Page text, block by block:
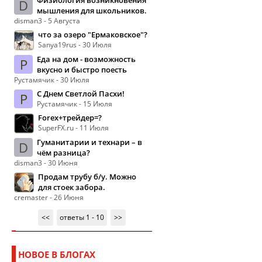
D
мышления для школьников.
disman3 - 5 Августа
что за озеро "Ермаковское"?
Sanya19rus - 30 Июля
Р
Еда на дом - возможность
вкусно и быстро поесть
Рустамячик - 30 Июля
Р С Днем Светлой Пасхи!
Рустамячик - 15 Июля
Forex+трейдер=?
SuperFX.ru - 11 Июля
D
Гуманитарии и технари – в
чём разница?
disman3 - 30 Июня
Продам трубу б/у. Можно
для стоек забора.
cremaster - 26 Июня
<<
ответы 1 - 10 >>
НОВОЕ В БЛОГАХ